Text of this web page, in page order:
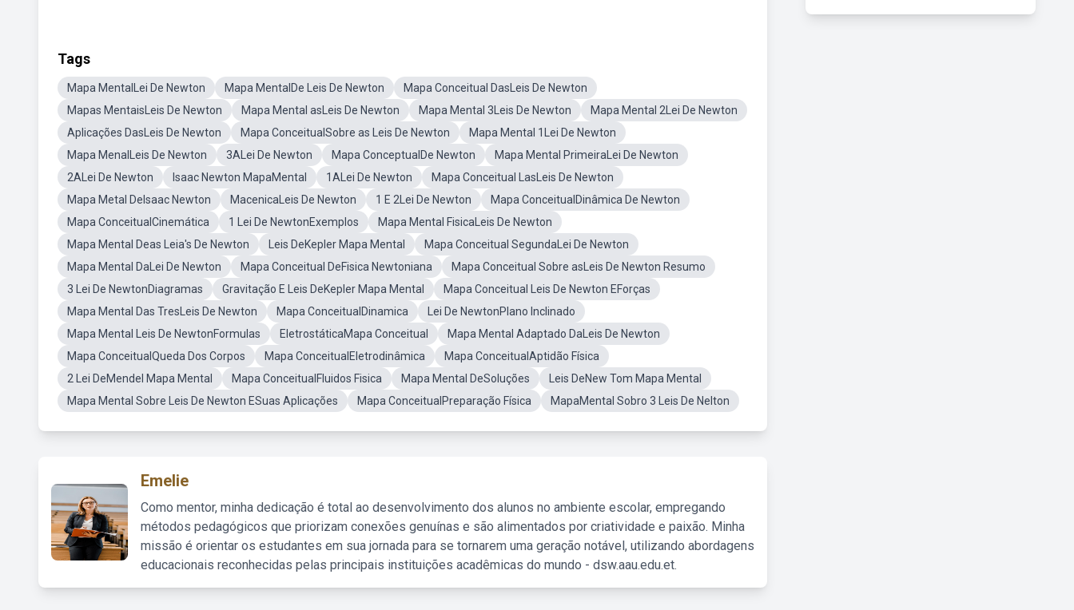
Tags
Mapa MentalLei De Newton Mapa MentalDe Leis De Newton
Mapa Conceitual DasLeis De Newton
Mapas MentaisLeis De Newton
Mapa Mental asLeis De Newton Mapa Mental 3Leis De Newton
Mapa Mental 2Lei De Newton
Aplicações DasLeis De Newton
Mapa ConceitualSobre as Leis De Newton
Mapa Mental 1Lei De Newton
Mapa MenalLeis De Newton
3ALei De Newton Mapa ConceptualDe Newton
Mapa Mental PrimeiraLei De Newton
2ALei De Newton
Isaac Newton MapaMental 1ALei De Newton
Mapa Conceitual LasLeis De Newton
Mapa Metal DeIsaac Newton
MacenicaLeis De Newton 1 E 2Lei De Newton
Mapa ConceitualDinâmica De Newton
Mapa ConceitualCinemática
1 Lei De NewtonExemplos
Mapa Mental FisicaLeis De Newton
Mapa Mental Deas Leia's De Newton
Leis DeKepler Mapa Mental
Mapa Conceitual SegundaLei De Newton
Mapa Mental DaLei De Newton
Mapa Conceitual DeFisica Newtoniana
Mapa Conceitual Sobre asLeis De Newton Resumo
3 Lei De NewtonDiagramas
Gravitação E Leis DeKepler Mapa Mental
Mapa Conceitual Leis De Newton EForças
Mapa Mental Das TresLeis De Newton
Mapa ConceitualDinamica
Lei De NewtonPlano Inclinado
Mapa Mental Leis De NewtonFormulas
EletrostáticaMapa Conceitual
Mapa Mental Adaptado DaLeis De Newton
Mapa ConceitualQueda Dos Corpos
Mapa ConceitualEletrodinâmica
Mapa ConceitualAptidão Física
2 Lei DeMendel Mapa Mental
Mapa ConceitualFluidos Fisica Mapa Mental DeSoluções
Leis DeNew Tom Mapa Mental
Mapa Mental Sobre Leis De Newton ESuas Aplicações
Mapa ConceitualPreparação Física MapaMental Sobro 3 Leis De Nelton
Emelie
Como mentor, minha dedicação é total ao desenvolvimento dos alunos no ambiente escolar, empregando
métodos pedagógicos que priorizam conexões genuínas e são alimentados por criatividade e paixão. Minha
missão é orientar os estudantes em sua jornada para se tornarem uma geração notável, utilizando abordagens
educacionais reconhecidas pelas principais instituições acadêmicas do mundo - dsw.aau.edu.et.